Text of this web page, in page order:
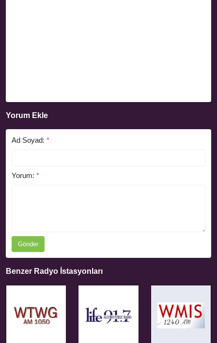
Yorum Ekle
Ad Soyad: *
Yorum: *
Gönder
Benzer Radyo İstasyonları